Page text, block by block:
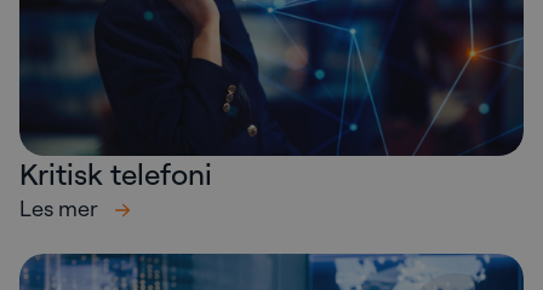
Kritisk telefoni
Les mer